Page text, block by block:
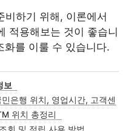
하기 위해, 이론에서
적용해보는 것이 좋습니
화를 이룰 수 있습니다.
보
은행 위치, 영업시간, 고객센
위치 총정리